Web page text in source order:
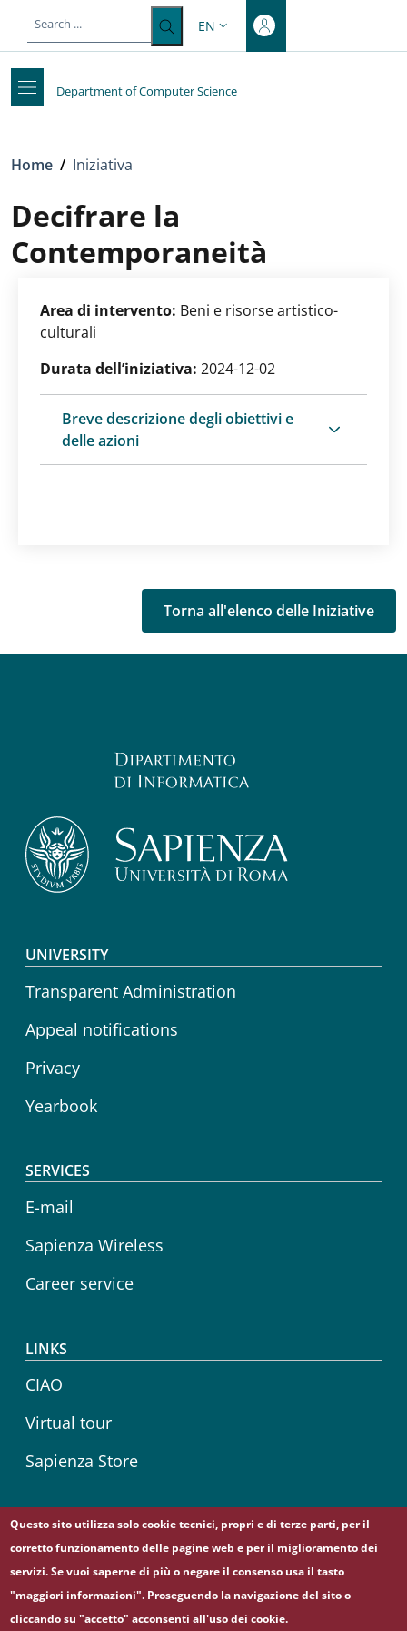
Top-level headingLANGUAGE SWITCHER: CURRENT
EN
Department of Computer Science
Breadcrumb
Home / Iniziativa
Decifrare la
Contemporaneità
Area di intervento: Beni e risorse artistico-
culturali
Durata dell’iniziativa: 2024-12-02
Breve descrizione degli obiettivi e
delle azioni
Torna all'elenco delle Iniziative
Footer menu
UNIVERSITY
Transparent Administration
Appeal notifications
Privacy
Yearbook
SERVICES
E-mail
Sapienza Wireless
Career service
LINKS
CIAO
Virtual tour
Sapienza Store
Follow us on
Questo sito utilizza solo cookie tecnici, propri e di terze parti, per il
corretto funzionamento delle pagine web e per il miglioramento dei
servizi. Se vuoi saperne di più o negare il consenso usa il tasto
"maggiori informazioni". Proseguendo la navigazione del sito o
cliccando su "accetto" acconsenti all'uso dei cookie.